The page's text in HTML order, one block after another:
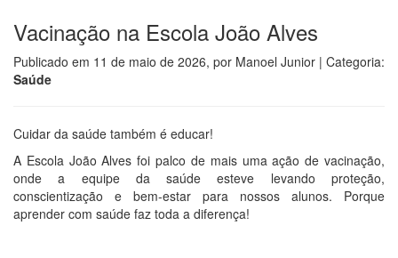
Vacinação na Escola João Alves
Publicado em 11 de maio de 2026, por Manoel Junior | Categoria:
Saúde
Cuidar da saúde também é educar!
A Escola João Alves foi palco de mais uma ação de vacinação,
onde a equipe da saúde esteve levando proteção,
conscientização e bem-estar para nossos alunos. Porque
aprender com saúde faz toda a diferença!